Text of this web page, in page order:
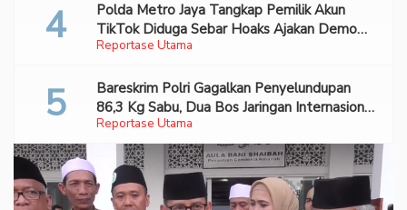
Reportase Utama
Polda Metro Jaya Tangkap Pemilik Akun
TikTok Diduga Sebar Hoaks Ajakan Demo
Turunkan Prabowo-Gibran
Reportase Utama
Bareskrim Polri Gagalkan Penyelundupan
86,3 Kg Sabu, Dua Bos Jaringan Internasional
Diburu